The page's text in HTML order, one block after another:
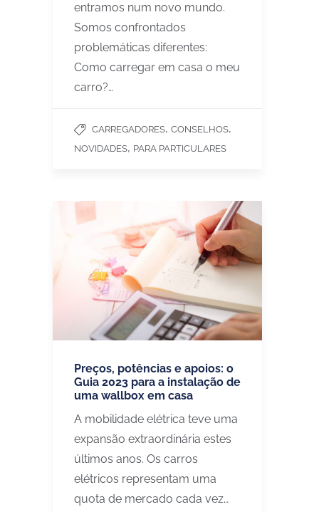
entramos num novo mundo.
Somos confrontados
problemáticas diferentes:
Como carregar em casa o meu
carro?…
CARREGADORES, CONSELHOS,
NOVIDADES, PARA PARTICULARES
Preços, potências e apoios: o
Guia 2023 para a instalação de
uma wallbox em casa
A mobilidade elétrica teve uma
expansão extraordinária estes
últimos anos. Os carros
elétricos representam uma
quota de mercado cada vez…